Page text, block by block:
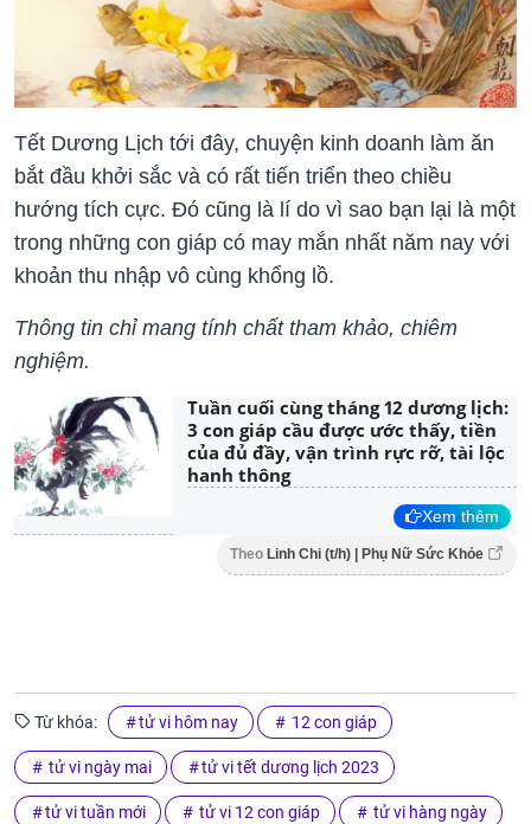
Tết Dương Lịch tới đây, chuyện kinh doanh làm ăn
bắt đầu khởi sắc và có rất tiến triển theo chiều
hướng tích cực. Đó cũng là lí do vì sao bạn lại là một
trong những con giáp có may mắn nhất năm nay với
khoản thu nhập vô cùng khổng lồ.
Thông tin chỉ mang tính chất tham khảo, chiêm
nghiệm.
Tuần cuối cùng tháng 12 dương lịch:
3 con giáp cầu được ước thấy, tiền
của đủ đầy, vận trình rực rỡ, tài lộc
hanh thông
Xem thêm
Theo Linh Chi (t/h) | Phụ Nữ Sức Khỏe
Từ khóa: tử vi hôm nay 12 con giáp
tử vi ngày mai tử vi tết dương lịch 2023
tử vi tuần mới tử vi 12 con giáp tử vi hàng ngày